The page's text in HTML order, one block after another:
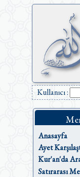
Kullanıcı :
Anasayfa
Ayet
Kur'an'da
Satırarası